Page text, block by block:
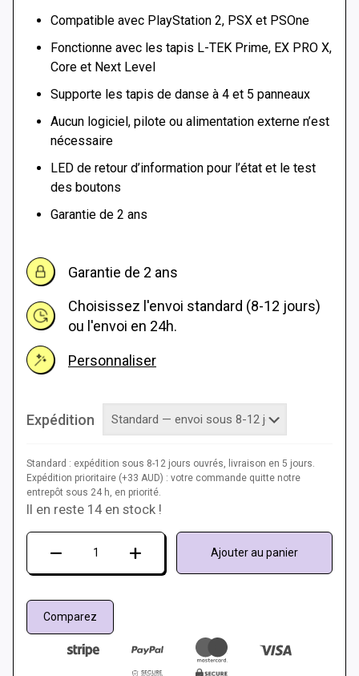
69 AUD
Compatible avec PlayStation 2, PSX et PSOne
Fonctionne avec les tapis L-TEK Prime, EX PRO X,
Core et Next Level
Supporte les tapis de danse à 4 et 5 panneaux
Aucun logiciel, pilote ou alimentation externe n’est
nécessaire
LED de retour d’information pour l’état et le test
des boutons
Garantie de 2 ans
Garantie de 2 ans
Choisissez l'envoi standard (8-12 jours)
ou l'envoi en 24h.
Personnaliser
Expédition
Standard : expédition sous 8-12 jours ouvrés, livraison en 5 jours.
Expédition prioritaire (+33 AUD) : votre commande quitte notre
entrepôt sous 24 h, en priorité.
Il en reste 14 en stock !
quantité
Convertisseur
L-
TEK
PS2/PSX
Ajouter au panier
Comparez